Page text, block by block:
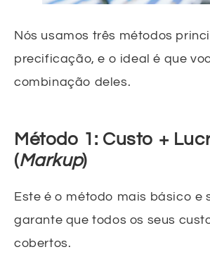
Nós usamos três métodos
precificação, e o ideal é que
combinação deles.
Método 1: Custo +
(Markup)
Este é o método mais básico e
garante que todos os seus
cobertos.